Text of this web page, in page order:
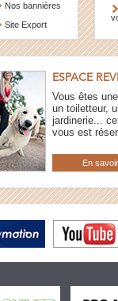
Nos bannières
Site Export
ESPACE
Vous êtes
un toiletteur,
jardinerie...
vous est
En